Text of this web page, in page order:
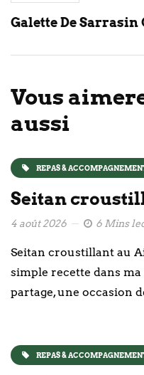
Galette De
Vous
aussi
REPAS &
Seitan
4 août 2026 6 Mins
Seitan croustillant au
simple recette dans
partage, une occasion
REPAS &